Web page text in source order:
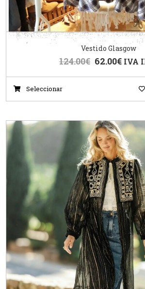
Vestido Glasgow
124.00€ 62.00€ IVA
Seleccionar